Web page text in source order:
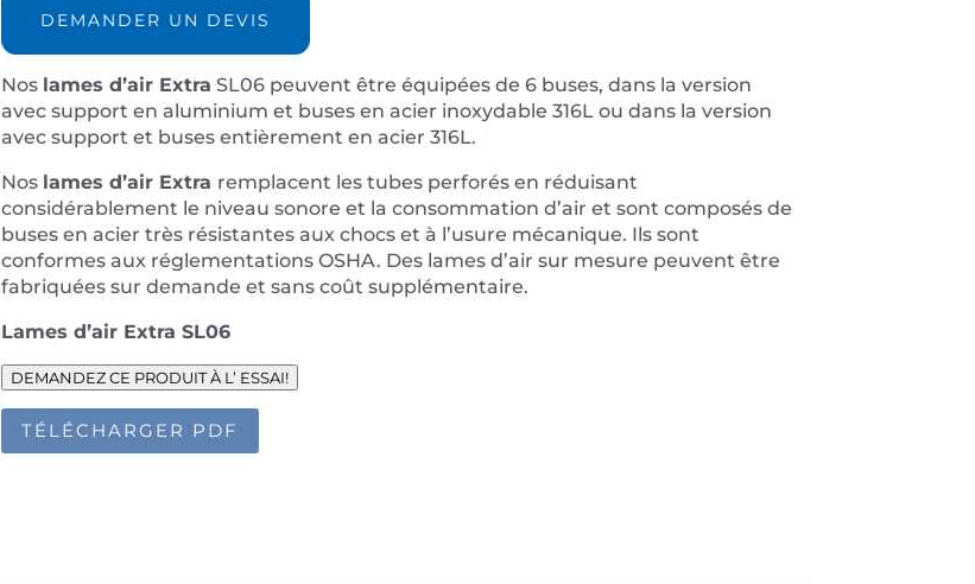
Extra
SL06
DEMANDER UN DEVIS
Nos lames d’air Extra SL06 peuvent être équipées de 6 buses, dans la version
avec support en aluminium et buses en acier inoxydable 316L ou dans la version
avec support et buses entièrement en acier 316L.
Nos lames d’air Extra remplacent les tubes perforés en réduisant
considérablement le niveau sonore et la consommation d’air et sont composés de
buses en acier très résistantes aux chocs et à l’usure mécanique. Ils sont
conformes aux réglementations OSHA. Des lames d’air sur mesure peuvent être
fabriquées sur demande et sans coût supplémentaire.
Lames d’air Extra SL06
DEMANDEZ CE PRODUIT À L’ ESSAI!
TÉLÉCHARGER PDF